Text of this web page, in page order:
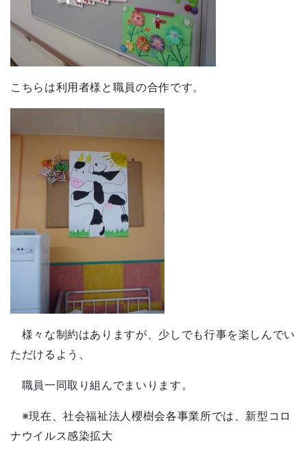
こちらは利用者様と職員の合作です。
様々な制約はありますが、少しでも行事を楽しんでい
ただけるよう、
職員一同取り組んでまいります。
※現在、社会福祉法人櫻樹会各事業所では、新型コロ
ナウイルス感染拡大